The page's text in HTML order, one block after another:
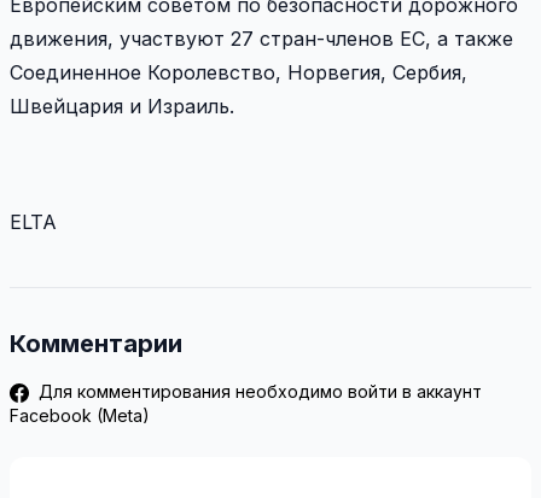
Европейским советом по безопасности дорожного
движения, участвуют 27 стран-членов ЕС, а также
Соединенное Королевство, Норвегия, Сербия,
Швейцария и Израиль.
ELTA
Комментарии
Для комментирования необходимо войти в аккаунт
Facebook (Meta)